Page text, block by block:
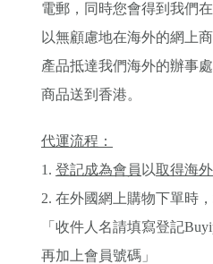
電郵，同時您會得到我們
以無顧慮地在海外的網上
產品抵達我們海外的辦事
商品送到香港。
代運流程：
1. 登記成為會員 以取得海
2. 在外國網上購物下單時
「收件人名請填寫登記
再加上會員號碼」